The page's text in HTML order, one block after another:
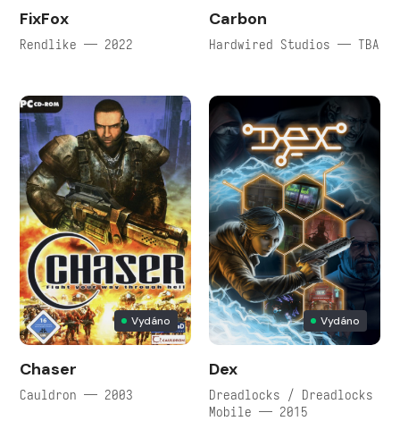
FixFox
Rendlike — 2022
Carbon
Hardwired Studios — TBA
Vydáno
Chaser
Cauldron — 2003
Vydáno
Dex
Dreadlocks / Dreadlocks
Mobile — 2015